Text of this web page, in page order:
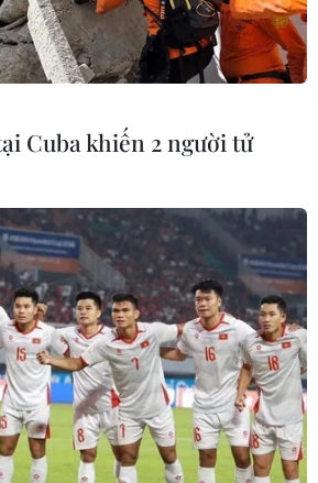
vs
Đội tuyển Futsal Việt
Cuba khiến 2 người tử